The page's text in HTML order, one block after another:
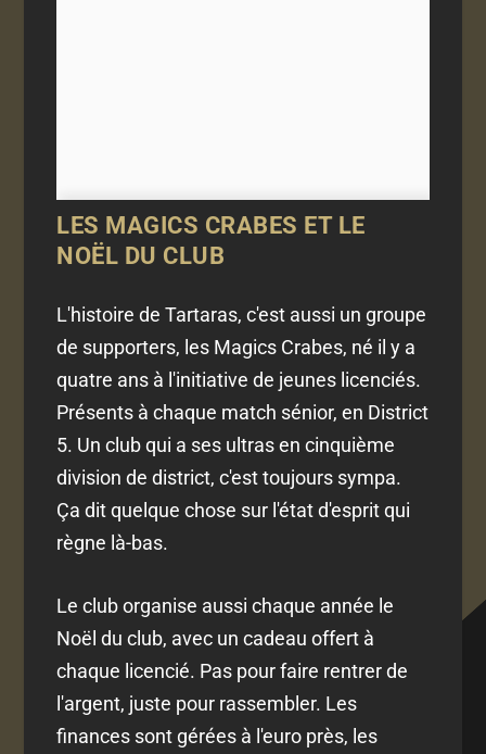
LES MAGICS CRABES ET LE
NOËL DU CLUB
L'histoire de Tartaras, c'est aussi un groupe
de supporters, les Magics Crabes, né il y a
quatre ans à l'initiative de jeunes licenciés.
Présents à chaque match sénior, en District
5. Un club qui a ses ultras en cinquième
division de district, c'est toujours sympa.
Ça dit quelque chose sur l'état d'esprit qui
règne là-bas.
Le club organise aussi chaque année le
Noël du club, avec un cadeau offert à
chaque licencié. Pas pour faire rentrer de
l'argent, juste pour rassembler. Les
finances sont gérées à l'euro près, les